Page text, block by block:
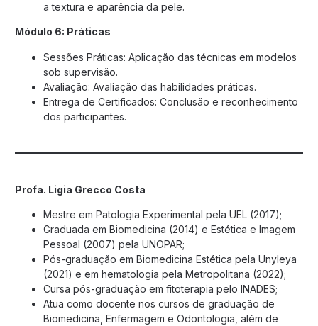
a textura e aparência da pele.
Módulo 6: Práticas
Sessões Práticas: Aplicação das técnicas em modelos
sob supervisão.
Avaliação: Avaliação das habilidades práticas.
Entrega de Certificados: Conclusão e reconhecimento
dos participantes.
Profa. Ligia Grecco Costa
Mestre em Patologia Experimental pela UEL (2017);
Graduada em Biomedicina (2014) e Estética e Imagem
Pessoal (2007) pela UNOPAR;
Pós-graduação em Biomedicina Estética pela Unyleya
(2021) e em hematologia pela Metropolitana (2022);
Cursa pós-graduação em fitoterapia pelo INADES;
Atua como docente nos cursos de graduação de
Biomedicina, Enfermagem e Odontologia, além de